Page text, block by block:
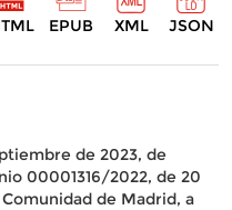
EPUB XML JSON
de 2023, de
00001316/2022, de 20
de Madrid, a